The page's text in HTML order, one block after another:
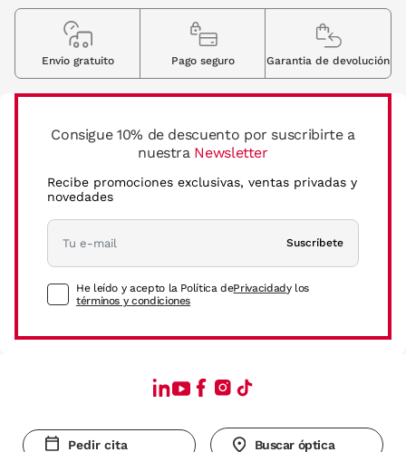
Consigue 10% de descuento por suscribirte a
nuestra Newsletter
Recibe promociones exclusivas, ventas privadas y
novedades
Suscríbete
He leído y acepto la Política dePrivacidady los
términos y condiciones
Envio gratuito Pago seguro Garantia de devolución
Pedir cita Buscar óptica